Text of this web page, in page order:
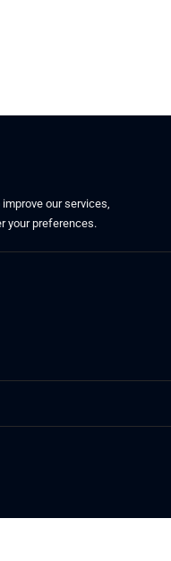
our services,
your preferences.